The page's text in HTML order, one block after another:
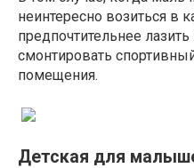
неинтересно возиться в
предпочтительнее лазить
смонтировать
помещения.
Детская для